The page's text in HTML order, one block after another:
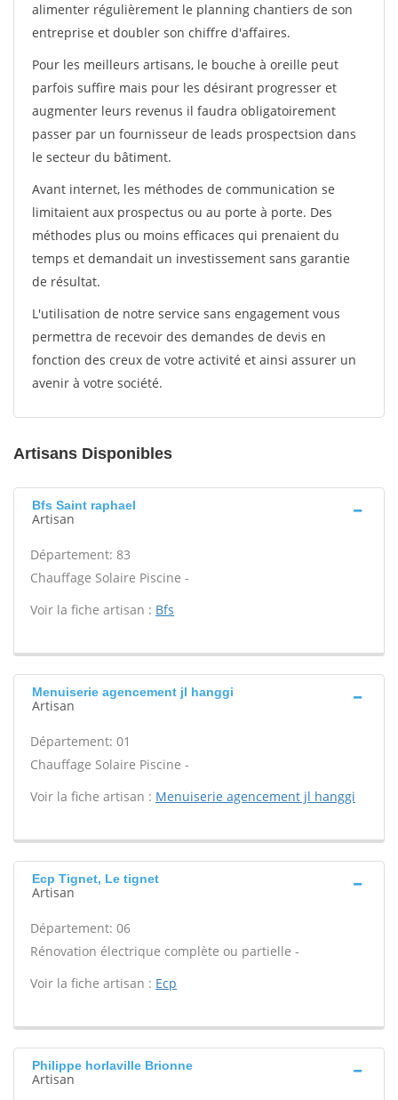
alimenter régulièrement le planning chantiers de son
entreprise et doubler son chiffre d'affaires.
Pour les meilleurs artisans, le bouche à oreille peut
parfois suffire mais pour les désirant progresser et
augmenter leurs revenus il faudra obligatoirement
passer par un fournisseur de leads prospectsion dans
le secteur du bâtiment.
Avant internet, les méthodes de communication se
limitaient aux prospectus ou au porte à porte. Des
méthodes plus ou moins efficaces qui prenaient du
temps et demandait un investissement sans garantie
de résultat.
L'utilisation de notre service sans engagement vous
permettra de recevoir des demandes de devis en
fonction des creux de votre activité et ainsi assurer un
avenir à votre société.
Artisans Disponibles
Bfs Saint raphael
Artisan
Département: 83
Chauffage Solaire Piscine -
Voir la fiche artisan : Bfs
Menuiserie agencement jl hanggi
Artisan
Département: 01
Chauffage Solaire Piscine -
Voir la fiche artisan : Menuiserie agencement jl hanggi
Ecp Tignet, Le tignet
Artisan
Département: 06
Rénovation électrique complète ou partielle -
Voir la fiche artisan : Ecp
Philippe horlaville Brionne
Artisan